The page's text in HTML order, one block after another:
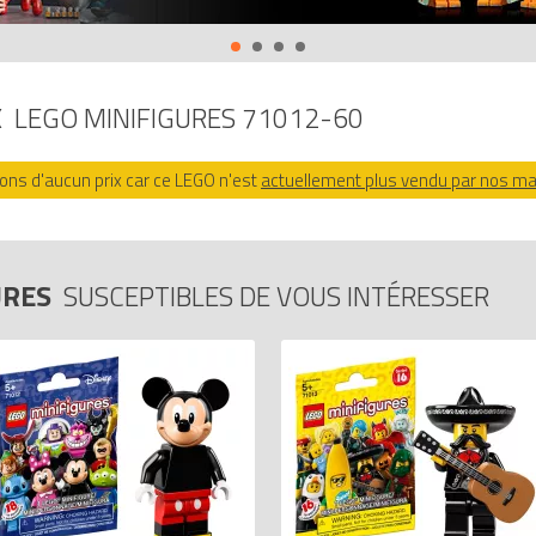
tes amis pour compléter ta collection.
60 Série Disney - Boîte 60 Minifigurines (Disney Serie - Box 60
: 5702015610216.
LEGO MINIFIGURES 71012-60
d'aucun prix car ce LEGO n'estactuellement plus vendu par nos
SUSCEPTIBLES DE VOUS INTÉRESSER